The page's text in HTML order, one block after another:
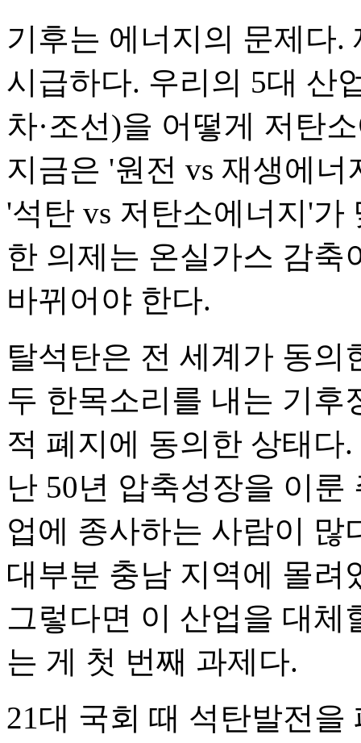
기후는 에너지의 문제다
시급하다. 우리의 5대 산
차·조선)을 어떻게 저탄
지금은 '원전 vs 재생에
'석탄 vs 저탄소에너지'
한 의제는 온실가스 감축
바뀌어야 한다.
탈석탄은 전 세계가 동의
두 한목소리를 내는 기후
적 폐지에 동의한 상태다
난 50년 압축성장을 이
업에 종사하는 사람이 많
대부분 충남 지역에 몰려
그렇다면 이 산업을 대체
는 게 첫 번째 과제다.
21대 국회 때 석탄발전